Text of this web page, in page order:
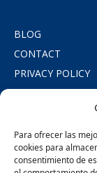
Para ofrecer las
cookies para
consentimiento de
BLOG
CONTACT
PRIVACY POLICY
COOKIE POLICY
SOCIAL